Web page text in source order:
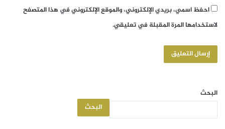
احفظ اسمي، بريدي الإلكتروني، والموقع الإلكتروني في هذا المتصفح
لاستخدامها المرة المقبلة في تعليقي.
البحث
البحث